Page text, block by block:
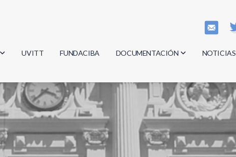
UVITT FUNDACIBA DOCUMENTACIÓN
Actas
Reglamentos
Documentos
NOTICIAS